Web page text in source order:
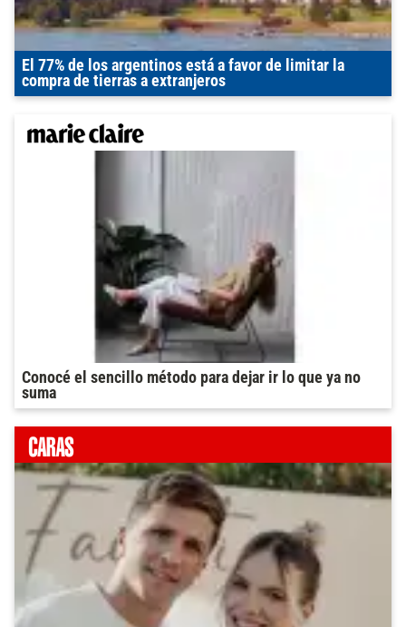
El 77% de los argentinos está a favor de limitar la
compra de tierras a extranjeros
Conocé el sencillo método para dejar ir lo que ya no
suma